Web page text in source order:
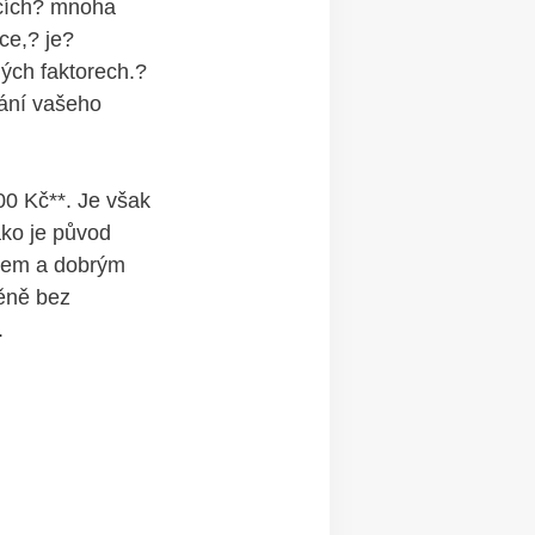
mnoha
je?
faktorech.?
vašeho
Kč**. Je však
je původ
a dobrým
bez